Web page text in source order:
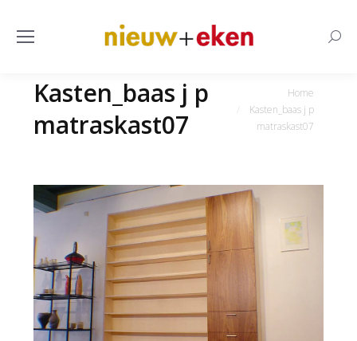
Kasten_baas j p
matraskast07
Home
Kasten_baas j p
matraskast07